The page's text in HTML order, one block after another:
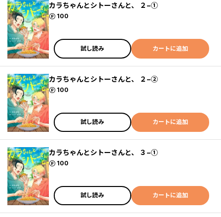
カラちゃんとシトーさんと、 ２−①
100
ポイント
試し読み カートに追加
カラちゃんとシトーさんと、 ２−②
100
ポイント
試し読み カートに追加
カラちゃんとシトーさんと、 ３−①
100
ポイント
試し読み カートに追加